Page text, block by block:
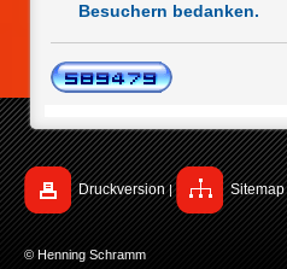
Besuchern bedanken.
Druckversion | Sitemap
© Henning Schramm